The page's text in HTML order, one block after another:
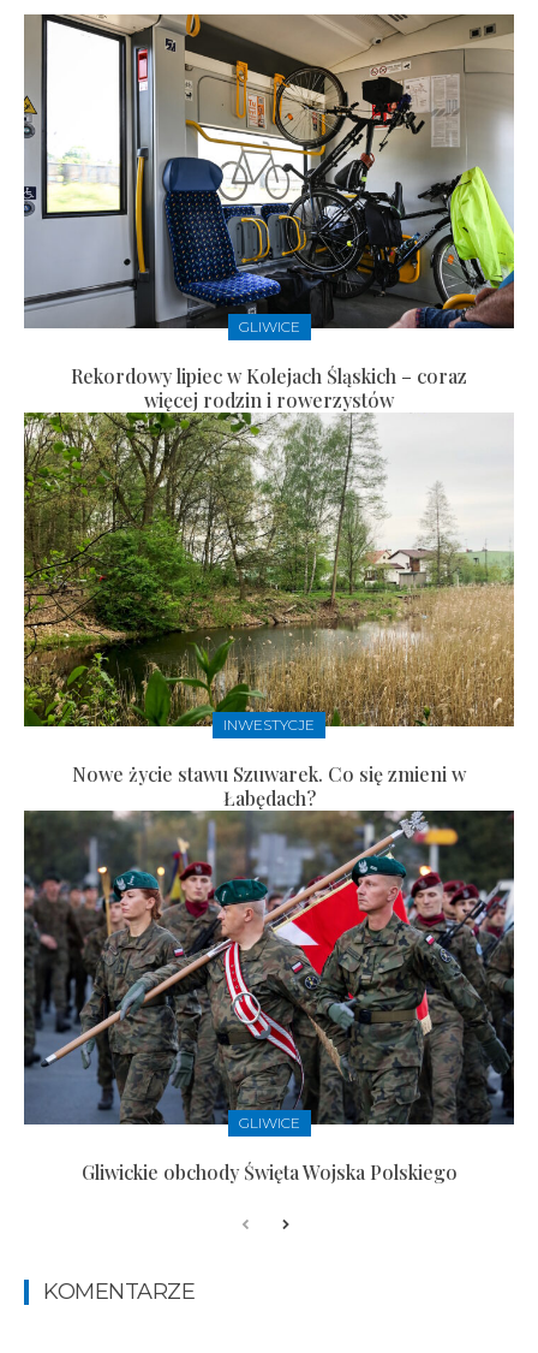
GLIWICE
Rekordowy lipiec w Kolejach Śląskich – coraz
więcej rodzin i rowerzystów
INWESTYCJE
Nowe życie stawu Szuwarek. Co się zmieni w
Łabędach?
GLIWICE
Gliwickie obchody Święta Wojska Polskiego
KOMENTARZE